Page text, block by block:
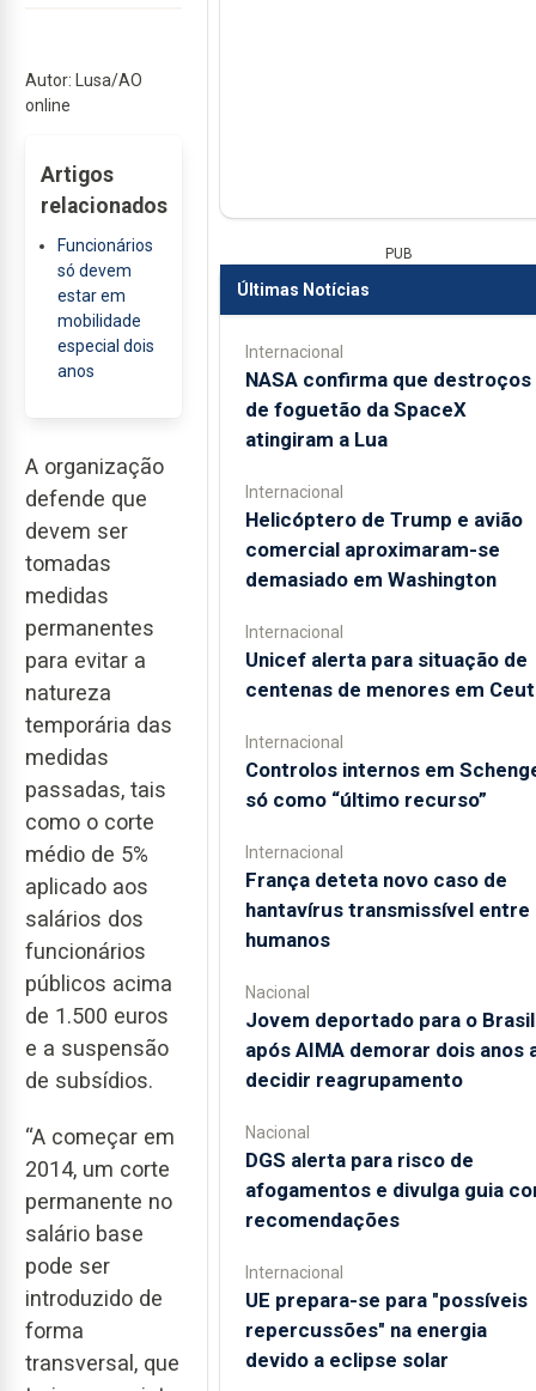
Autor: Lusa/AO
online
Artigos
relacionados
Funcionários
só devem
estar em
mobilidade
especial dois
anos
A organização
defende que
devem ser
tomadas
medidas
permanentes
para evitar a
natureza
temporária das
medidas
passadas, tais
como o corte
médio de 5%
aplicado aos
salários dos
funcionários
públicos acima
de 1.500 euros
e a suspensão
de subsídios.
“A começar em
2014, um corte
permanente no
salário base
pode ser
introduzido de
forma
transversal, que
PUB
Últimas Notícias
Internacional
NASA confirma que destroços
de foguetão da SpaceX
atingiram a Lua
Internacional
Helicóptero de Trump e avião
comercial aproximaram-se
demasiado em Washington
Internacional
Unicef alerta para situação de
centenas de menores em
Internacional
Controlos internos em
só como “último recurso”
Internacional
França deteta novo caso de
hantavírus transmissível entre
humanos
Nacional
Jovem deportado para o Brasil
após AIMA demorar dois anos
decidir reagrupamento
Nacional
DGS alerta para risco de
afogamentos e divulga guia
recomendações
Internacional
UE prepara-se para "possíveis
repercussões" na energia
devido a eclipse solar